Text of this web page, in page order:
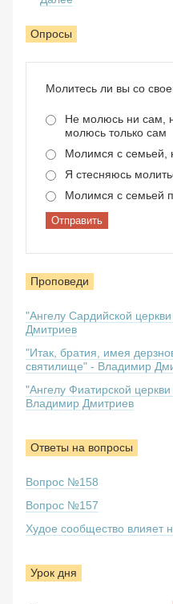
Опросы
Молитесь ли вы со
Не молюсь ни сам,
молюсь только сам
Молимся с семьей,
Я стесняюсь
Молимся с семьей
Отправить
Проповеди
"Ангелу Сардийской
Дмитриев
"Итак, братия, имея
святилище" - Владимир
"Ангелу Фиатирской
Владимир Дмитриев
Ответы на вопросы
Вопрос №158
Вопрос №157
Худое сообщество влияет
Урок дня